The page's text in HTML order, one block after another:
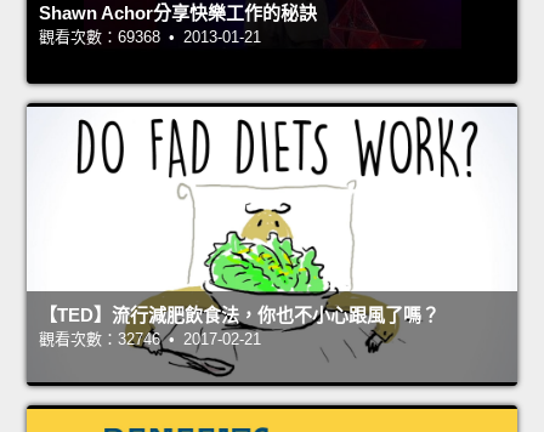
Shawn Achor分享快樂工作的秘訣
觀看次數：69368 • 2013-01-21
【TED】流行減肥飲食法，你也不小心跟風了嗎？
觀看次數：32746 • 2017-02-21